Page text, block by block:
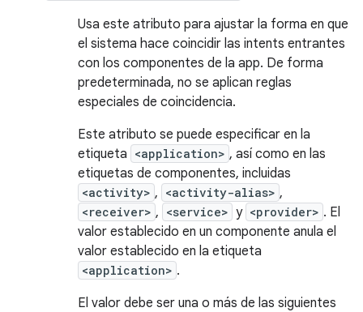
Usa este atributo para ajustar la forma en que
el sistema hace coincidir las intents entrantes
con los componentes de la app. De forma
predeterminada, no se aplican reglas
especiales de coincidencia.
Este atributo se puede especificar en la
etiqueta <application> , así como en las
etiquetas de componentes, incluidas
<activity> , <activity-alias> ,
<receiver> , <service> y <provider> . El
valor establecido en un componente anula el
valor establecido en la etiqueta
<application> .
El valor debe ser una o más de las siguientes